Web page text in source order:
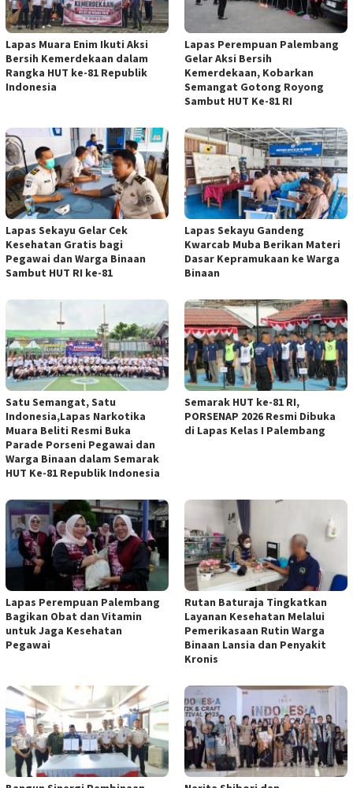
Lapas Muara Enim Ikuti Aksi
Bersih Kemerdekaan dalam
Rangka HUT ke-81 Republik
Indonesia
Lapas Perempuan Palembang
Gelar Aksi Bersih
Kemerdekaan, Kobarkan
Semangat Gotong Royong
Sambut HUT Ke-81 RI
Lapas Sekayu Gelar Cek
Kesehatan Gratis bagi
Pegawai dan Warga Binaan
Sambut HUT RI ke-81
Lapas Sekayu Gandeng
Kwarcab Muba Berikan Materi
Dasar Kepramukaan ke Warga
Binaan
Satu Semangat, Satu
Indonesia,Lapas Narkotika
Muara Beliti Resmi Buka
Parade Porseni Pegawai dan
Warga Binaan dalam Semarak
HUT Ke-81 Republik Indonesia
Semarak HUT ke-81 RI,
PORSENAP 2026 Resmi Dibuka
di Lapas Kelas I Palembang
Lapas Perempuan Palembang
Bagikan Obat dan Vitamin
untuk Jaga Kesehatan
Pegawai
Rutan Baturaja Tingkatkan
Layanan Kesehatan Melalui
Pemerikasaan Rutin Warga
Binaan Lansia dan Penyakit
Kronis